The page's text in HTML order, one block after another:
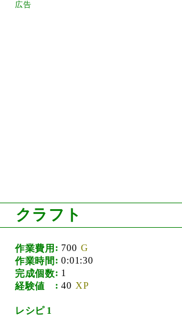
クラフト
作業費用
700
作業時間
0:01:30
完成個数
1
経験値
40
1